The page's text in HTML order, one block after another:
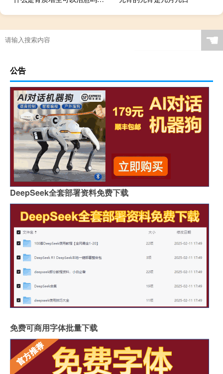
☚
公告
DeepSeek全套部署资料免费下载
免费可商用字体批量下载